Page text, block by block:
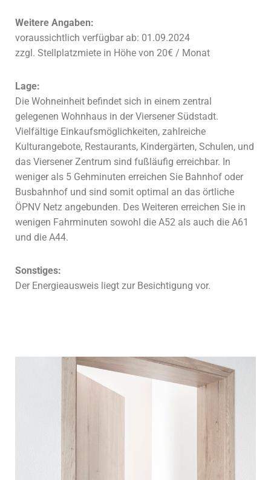
Weitere Angaben:
voraussichtlich verfügbar ab: 01.09.2024
zzgl. Stellplatzmiete in Höhe von 20€ / Monat
Lage:
Die Wohneinheit befindet sich in einem zentral
gelegenen Wohnhaus in der Viersener Südstadt.
Vielfältige Einkaufsmöglichkeiten, zahlreiche
Kulturangebote, Restaurants, Kindergärten, Schulen, und
das Viersener Zentrum sind fußläufig erreichbar. In
weniger als 5 Gehminuten erreichen Sie Bahnhof oder
Busbahnhof und sind somit optimal an das örtliche
ÖPNV Netz angebunden. Des Weiteren erreichen Sie in
wenigen Fahrminuten sowohl die A52 als auch die A61
und die A44.
Sonstiges:
Der Energieausweis liegt zur Besichtigung vor.